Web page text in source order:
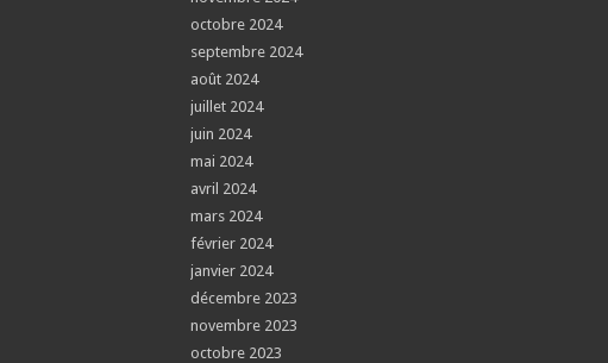
octobre 2024
septembre 2024
août 2024
juillet 2024
juin 2024
mai 2024
avril 2024
mars 2024
février 2024
janvier 2024
décembre 2023
novembre 2023
octobre 2023